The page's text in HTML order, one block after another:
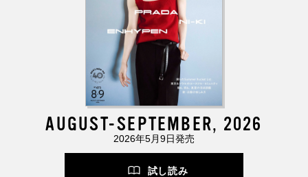
AUGUST-SEPTEMBER, 2026
2026年5月9日発売
試し読み